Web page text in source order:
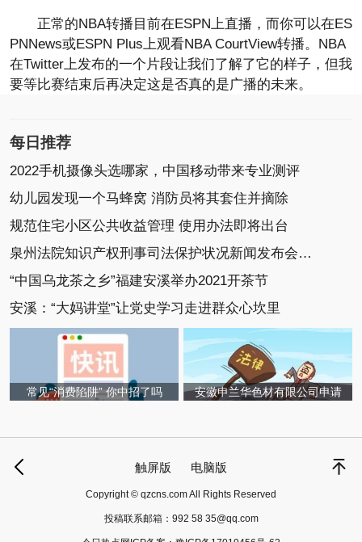
正常的NBA转播目前在ESPN上直播，而你可以在ES
PNNews或ESPN Plus上观看NBA CourtView转播。NBA
在Twitter上发布的一个片段让我们了解了它的样子，但我
要等比赛结束后再决定这是否真的是广播的未来。
每日推荐
2022手机摄像头选哪家，中国移动带来专业测评
幼儿园发现一个马蜂窝 消防员将其套住并摘除
规范住宅小区公共收益管理 使用办法即将出台
泉州法院知识产权刑事司法保护状况新闻发布会召开
“中国乌龙茶之乡”福建安溪举办2021开茶节
安溪：“大妈讲堂”让党史学习走进群众心坎里
常见“消费陷阱” 你中招了吗 安徽申兰华色材有限公司申请
触屏版 电脑版
Copyright © qzcns.com All Rights Reserved
投稿联系邮箱： 992 58 35@qq.com